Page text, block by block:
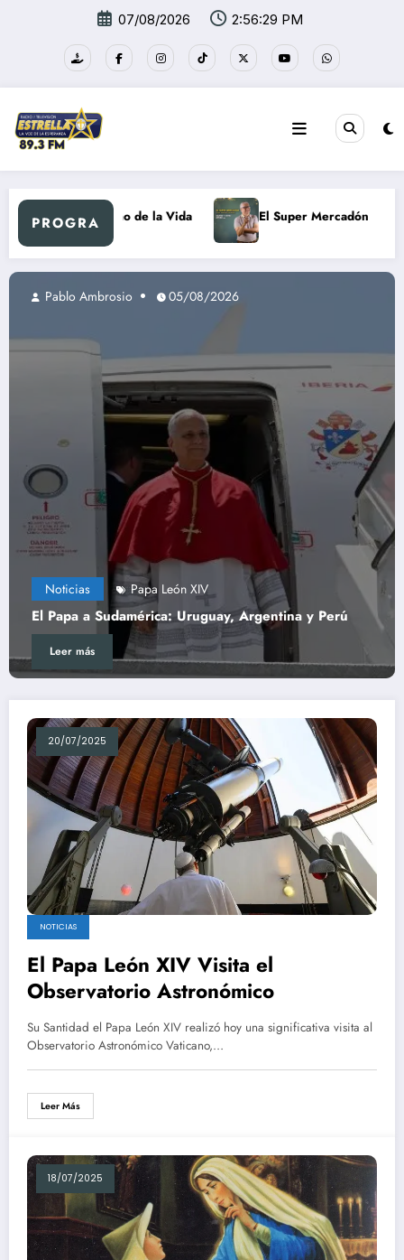
07/08/2026 2:56:30 PM
PROGRA
Al Ritmo de la Vida El Super Mercadón
León XIV
Uruguay, Argentina y Perú
05/08/2026
El Video del Papa
20/07/2025
NOTICIAS
El Papa León XIV Visita el
Observatorio Astronómico
Su Santidad el Papa León XIV realizó hoy una significativa visita al
Observatorio Astronómico Vaticano,…
Leer Más
18/07/2025